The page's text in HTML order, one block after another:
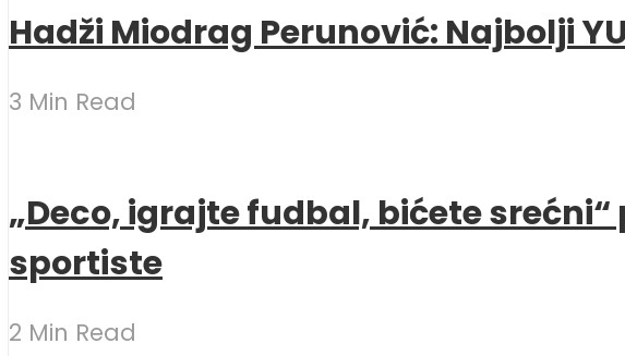
Hadži Miodrag Perunović: Najbolji
3 Min Read
„Deco, igrajte fudbal, bićete
sportiste
2 Min Read